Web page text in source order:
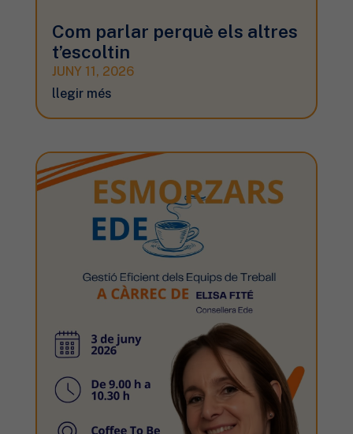
Com parlar perquè els altres
t’escoltin
JUNY 11, 2026
llegir més